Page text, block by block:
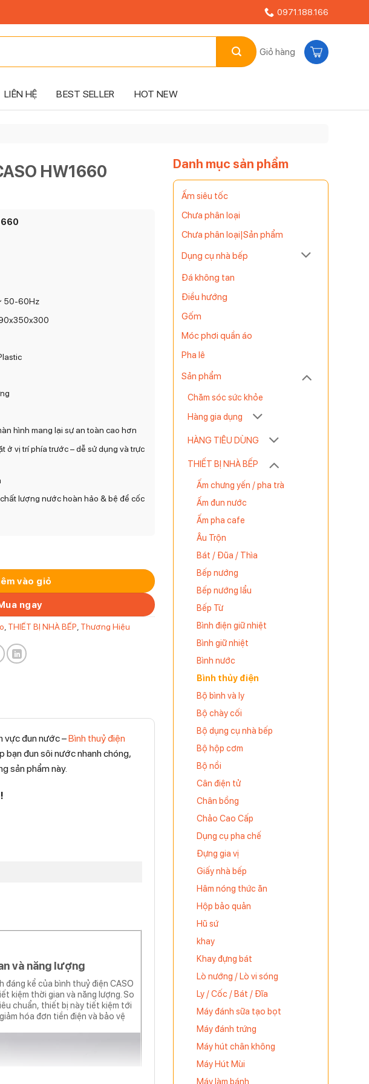
0971.188.166
Giỏ hàng
LIÊN HỆ BEST SELLER HOT NEW
Danh mục sản phẩm
Ấm siêu tốc
Chưa phân loại
Chưa phân loại|Sản phẩm
Dụng cụ nhà bếp
Đá không tan
Điều hướng
Gốm
Móc phơi quần áo
Pha lê
Sản phẩm
Chăm sóc sức khỏe
Hàng gia dụng
HÀNG TIÊU DÙNG
THIẾT BỊ NHÀ BẾP
Ấm chưng yến / pha trà
Ấm đun nước
Ấm pha cafe
Âu Trộn
Bát / Đũa / Thìa
Bếp nướng
Bếp nướng lẩu
Bếp Từ
Bình điện giữ nhiệt
Bình giữ nhiệt
Bình nước
Bình thủy điện
Bộ bình và ly
Bộ chày cối
Bộ dụng cụ nhà bếp
Bộ hộp cơm
Bộ nồi
Cân điện tử
Chân bồng
Chảo Cao Cấp
Dụng cụ pha chế
Đựng gia vị
Giấy nhà bếp
Hâm nóng thức ăn
Hộp bảo quản
Hũ sứ
khay
Khay đựng bát
Lò nướng / Lò vi sóng
Ly / Cốc / Bát / Đĩa
Máy đánh sữa tạo bọt
Máy đánh trứng
Máy hút chân không
Máy Hút Mùi
Máy làm bánh
HW1660
50-60Hz
hình mang lại sự an toàn cao hơn
ở vị trí phía trước – dễ sử dụng và trực
lượng nước hoàn hảo & bệ để cốc
số lượng
vào giỏ
ngay
THIẾT BỊ NHÀ BẾP Thương Hiệu
vực đun nước –Bình thuỷ điện
bạn đun sôi nước nhanh chóng,
sản phẩm này.
và năng lượng
đáng kể của bình thuỷ điện CASO
kiệm thời gian và năng lượng. So
chuẩn, thiết bị này tiết kiệm tới
hóa đơn tiền điện và bảo vệ